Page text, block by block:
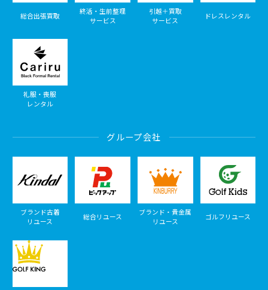
総合出張買取
終活・生前整理
サービス
引越＋買取
サービス
ドレスレンタル
礼服・喪服
レンタル
グループ会社
ブランド古着
リユース
総合リユース
ブランド・貴金属
リユース
ゴルフリユース